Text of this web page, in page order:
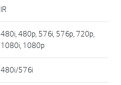
IR
480i, 480p, 576i, 576p, 720p,
1080i, 1080p
480i/576i